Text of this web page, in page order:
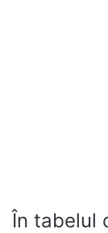
În tabelul